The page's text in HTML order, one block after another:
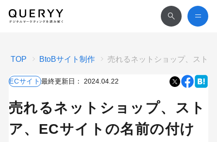
TOP BtoBサイト制作 売れるネットショップ、スト
ECサイト最終更新日： 2024.04.22
売れるネットショップ、スト
ア、ECサイトの名前の付け